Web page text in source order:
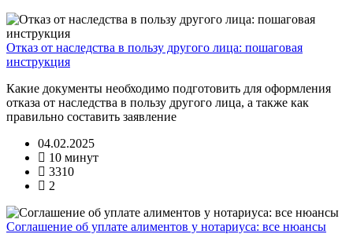
Отказ от наследства в пользу другого лица: пошаговая
инструкция
Какие документы необходимо подготовить для оформления
отказа от наследства в пользу другого лица, а также как
правильно составить заявление
04.02.2025
10 минут
3310
2
Соглашение об уплате алиментов у нотариуса: все нюансы